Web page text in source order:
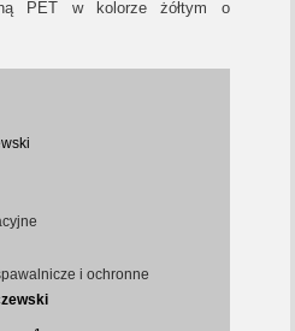
PET w kolorze żółtym o
i ochronne